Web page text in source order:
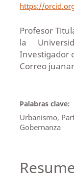
https://
Profesor
la
Investigador
Correo
Palabras clave:
Urbanismo,
Gobernanza